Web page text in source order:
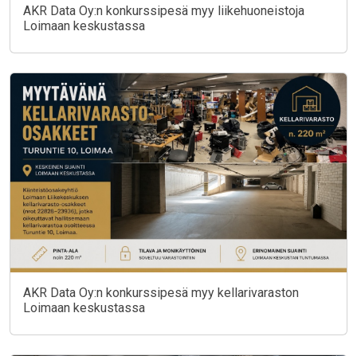
AKR Data Oy:n konkurssipesä myy liikehuoneistoja
Loimaan keskustassa
AKR Data Oy:n konkurssipesä myy kellarivaraston
Loimaan keskustassa